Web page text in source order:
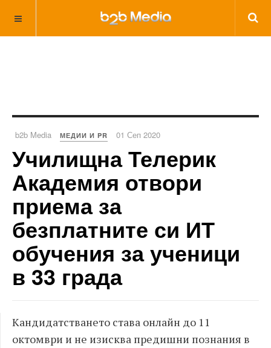
b2b Media МЕДИИ И PR 01 Сеп 2020
Училищна Телерик
Академия отвори
приема за
безплатните си ИТ
обучения за ученици
в 33 града
Кандидатстването става онлайн до 11
октомври и не изисква предишни познания в